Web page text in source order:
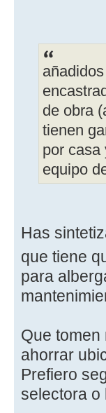
de obra
tienen
por casa
equipo
Has
que tiene
para
Que
ahorrar
Prefiero
selectora o